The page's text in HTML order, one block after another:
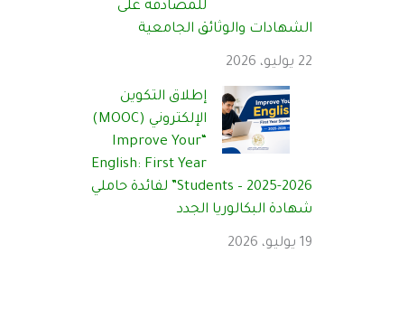
للمصادقة على
الشهادات والوثائق الجامعية
22 يوليو، 2026
إطلاق التكوين
الإلكتروني (MOOC)
“Improve Your
English: First Year
Students – 2025-2026” لفائدة حاملي
شهادة البكالوريا الجدد
19 يوليو، 2026